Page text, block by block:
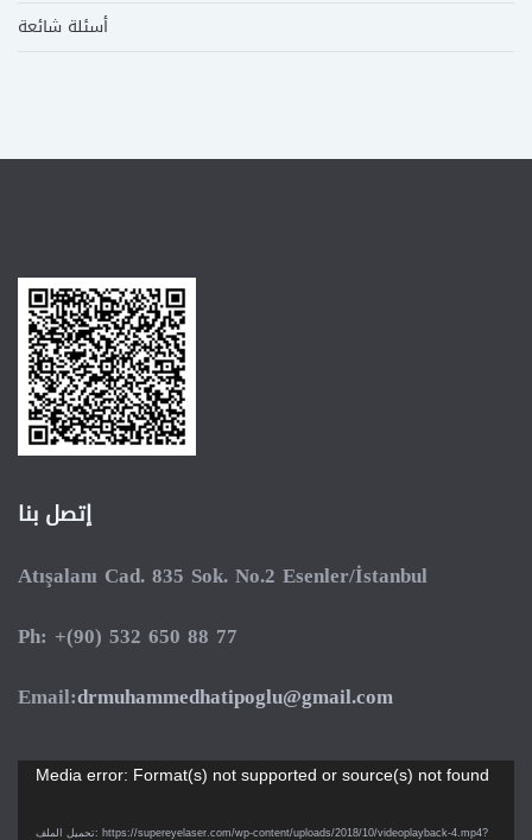
أسئلة شائعة
إتصل بنا
Atışalanı Cad. 835 Sok. No.2 Esenler/İstanbul
Ph: +(90) 532 650 88 77
Email:drmuhammedhatipoglu@gmail.com
مشغل
Media error: Format(s) not supported or source(s) not found
تحميل الملف: https://supereyelaser.com/wp-content/uploads/2018/10/videoplayback-4.mp4?